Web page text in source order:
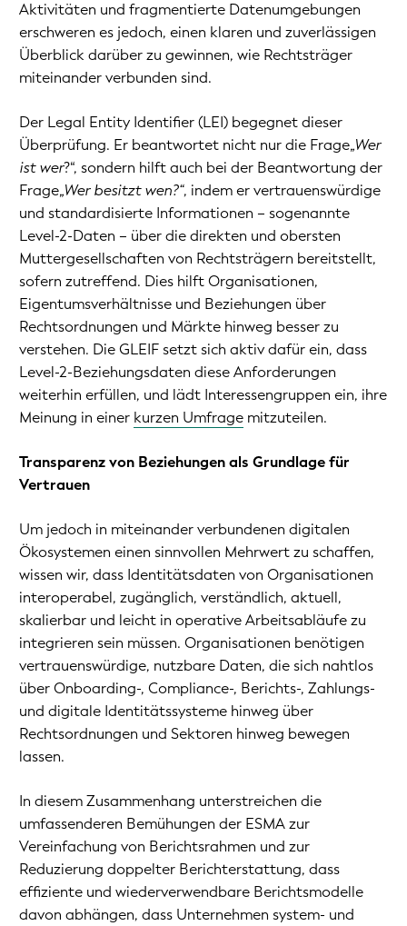
Aktivitäten und fragmentierte Datenumgebungen
erschweren es jedoch, einen klaren und zuverlässigen
Überblick darüber zu gewinnen, wie Rechtsträger
miteinander verbunden sind.
Der Legal Entity Identifier (LEI) begegnet dieser
Überprüfung. Er beantwortet nicht nur die Frage„Wer
ist wer?“, sondern hilft auch bei der Beantwortung der
Frage„Wer besitzt wen?“, indem er vertrauenswürdige
und standardisierte Informationen – sogenannte
Level-2-Daten – über die direkten und obersten
Muttergesellschaften von Rechtsträgern bereitstellt,
sofern zutreffend. Dies hilft Organisationen,
Eigentumsverhältnisse und Beziehungen über
Rechtsordnungen und Märkte hinweg besser zu
verstehen. Die GLEIF setzt sich aktiv dafür ein, dass
Level-2-Beziehungsdaten diese Anforderungen
weiterhin erfüllen, und lädt Interessengruppen ein, ihre
Meinung in einer kurzen Umfrage mitzuteilen.
Transparenz von Beziehungen als Grundlage für
Vertrauen
Um jedoch in miteinander verbundenen digitalen
Ökosystemen einen sinnvollen Mehrwert zu schaffen,
wissen wir, dass Identitätsdaten von Organisationen
interoperabel, zugänglich, verständlich, aktuell,
skalierbar und leicht in operative Arbeitsabläufe zu
integrieren sein müssen. Organisationen benötigen
vertrauenswürdige, nutzbare Daten, die sich nahtlos
über Onboarding-, Compliance-, Berichts-, Zahlungs-
und digitale Identitätssysteme hinweg über
Rechtsordnungen und Sektoren hinweg bewegen
lassen.
In diesem Zusammenhang unterstreichen die
umfassenderen Bemühungen der ESMA zur
Vereinfachung von Berichtsrahmen und zur
Reduzierung doppelter Berichterstattung, dass
effiziente und wiederverwendbare Berichtsmodelle
davon abhängen, dass Unternehmen system- und